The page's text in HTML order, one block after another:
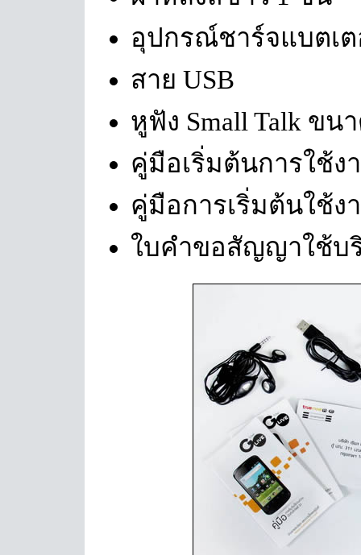
อุปกรณ์ชาร์จแบตเ
สาย USB
หูฟัง Small Talk ขน
คู่มือเริ่มต้นการใช้ง
คู่มือการเริ่มต้นใช้ง
ใบคำขอสัญญาใช้บ